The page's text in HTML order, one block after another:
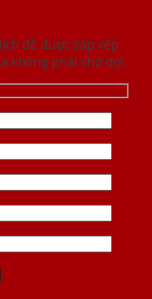
để được sắp xếp
không phải chờ đợi.